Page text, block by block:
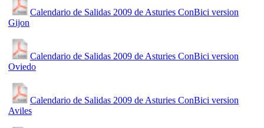
Calendario de Salidas 2009 de Asturies ConBici version
Gijon
Calendario de Salidas 2009 de Asturies ConBici version
Oviedo
Calendario de Salidas 2009 de Asturies ConBici version
Aviles